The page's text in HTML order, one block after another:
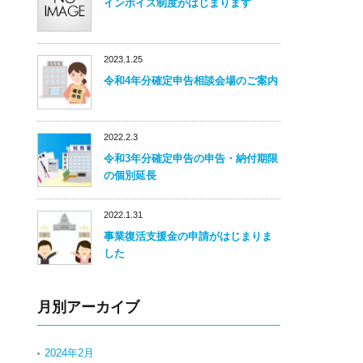
インボイス制度がはじまります
2023.1.25
令和4年分確定申告相談会場のご案内
2022.2.3
令和3年分確定申告の申告・納付期限
の個別延長
2022.1.31
事業復活支援金の申請がはじまりま
した
月別アーカイブ
2024年2月